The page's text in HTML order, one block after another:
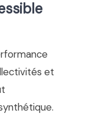
et